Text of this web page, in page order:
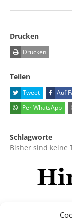
Drucken
Drucken
Teilen
Tweet Auf
Per WhatsApp
Schlagworte
Bisher sind keine